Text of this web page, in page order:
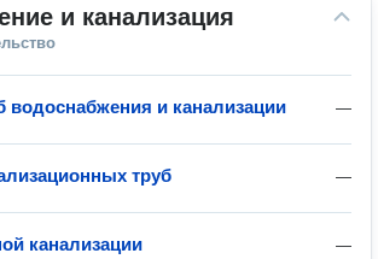
и канализация
—
водоснабжения и канализации
—
труб
—
канализации